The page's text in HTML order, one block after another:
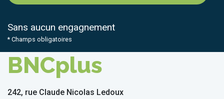
Sans aucun engagnement
* Champs obligatoires
BNCplus
242, rue Claude Nicolas Ledoux